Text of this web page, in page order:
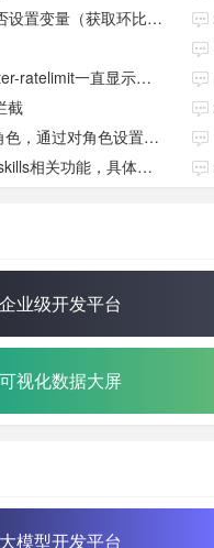
IIOT 的设备参数预警可否设置变量（获取环比数值）
pom.xml中的blade-starter-ratelimit一直显示红色
截
创建用户后，分配对应角色，通过对角色设置权限好后，登录当前用户后。查看不到当前已分配对应角色权限数据
急需bladex-ai的1.8.0的skills相关功能，具体发布日期是多少号
业级开发平台
视化数据大屏
模型开发平台